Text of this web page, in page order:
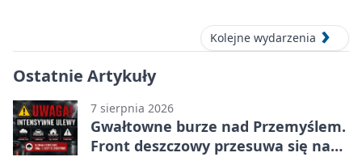
Kolejne wydarzenia
Ostatnie Artykuły
7 sierpnia 2026
Gwałtowne burze nad Przemyślem.
Front deszczowy przesuwa się na